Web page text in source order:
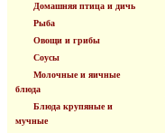
Домашняя птица и дичь
Рыба
Овощи и грибы
Соусы
Молочные и яичные
блюда
Блюда крупяные и
мучные